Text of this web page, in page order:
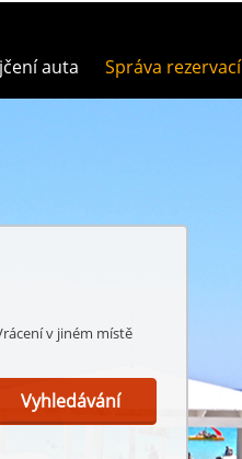
auta Správa rezervací
v jiném místě
Vyhledávání